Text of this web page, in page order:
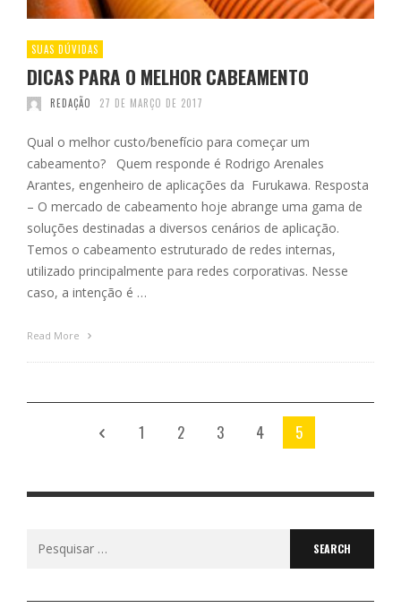
SUAS DÚVIDAS
DICAS PARA O MELHOR CABEAMENTO
REDAÇÃO 27 DE MARÇO DE 2017
Qual o melhor custo/benefício para começar um
cabeamento? Quem responde é Rodrigo Arenales
Arantes, engenheiro de aplicações da Furukawa. Resposta
– O mercado de cabeamento hoje abrange uma gama de
soluções destinadas a diversos cenários de aplicação.
Temos o cabeamento estruturado de redes internas,
utilizado principalmente para redes corporativas. Nesse
caso, a intenção é …
Read More
1 2 3 4 5